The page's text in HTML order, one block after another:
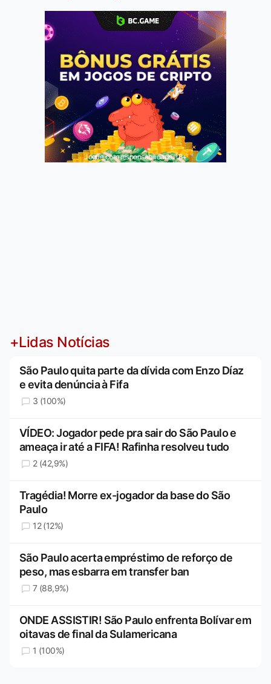
Jogue com responsabilidade. 18+
+Lidas Notícias
São Paulo quita parte da dívida com Enzo Díaz
e evita denúncia à Fifa
3 (100%)
VÍDEO: Jogador pede pra sair do São Paulo e
ameaça ir até a FIFA! Rafinha resolveu tudo
2 (42,9%)
Tragédia! Morre ex-jogador da base do São
Paulo
12 (12%)
São Paulo acerta empréstimo de reforço de
peso, mas esbarra em transfer ban
7 (88,9%)
ONDE ASSISTIR! São Paulo enfrenta Bolívar em
oitavas de final da Sulamericana
1 (100%)